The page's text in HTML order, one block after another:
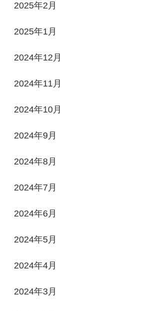
2025年2月
2025年1月
2024年12月
2024年11月
2024年10月
2024年9月
2024年8月
2024年7月
2024年6月
2024年5月
2024年4月
2024年3月